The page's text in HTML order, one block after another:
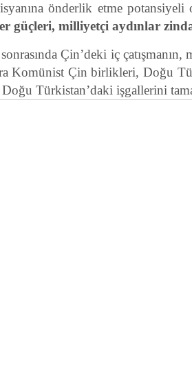
önderlik etme potansiyeli
güçleri, milliyetçi aydınlar
Çin’deki iç
Komünist Çin birlikleri, Doğu
Doğu Türkistan’daki işgallerini